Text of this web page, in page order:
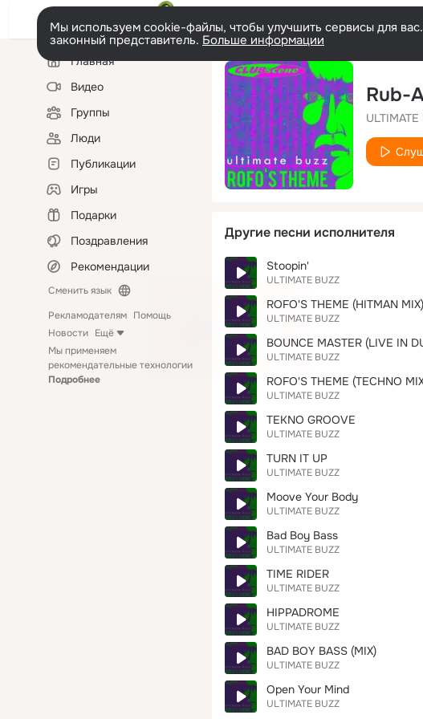
Мы используем cookie-файлы, чтобы улучшить сервисы для
законный представитель. Больше информации
Левая
колонкаГлавная
Видео
Группы
Люди
Публикации
Игры
Подарки
Поздравления
Рекомендации
Сменить язык
Рекламодателям Помощь
Новости Ещё
Мы применяем
рекомендательные технологии
Подробнее
Rub-
ULTIMATE
Другие песни исполнителя
Stoopin'
ULTIMATE BUZZ
ROFO'S THEME (HITMAN MIX)
ULTIMATE BUZZ
BOUNCE MASTER (LIVE IN
ULTIMATE BUZZ
ROFO'S THEME (TECHNO
ULTIMATE BUZZ
TEKNO GROOVE
ULTIMATE BUZZ
TURN IT UP
ULTIMATE BUZZ
Moove Your Body
ULTIMATE BUZZ
Bad Boy Bass
ULTIMATE BUZZ
TIME RIDER
ULTIMATE BUZZ
HIPPADROME
ULTIMATE BUZZ
BAD BOY BASS (MIX)
ULTIMATE BUZZ
Open Your Mind
ULTIMATE BUZZ